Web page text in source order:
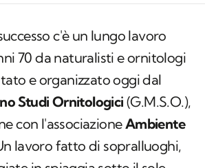
c'è un lungo lavoro
70 da naturalisti e ornitologi
e organizzato oggi dal
Studi Ornitologici (G.M.S.O.),
con l'associazioneAmbiente
lavoro fatto di sopralluoghi,